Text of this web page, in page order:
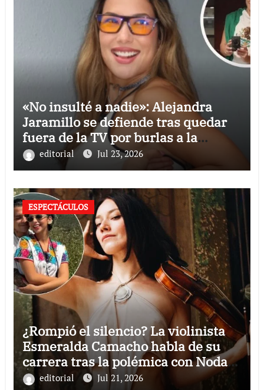
«No insulté a nadie»: Alejandra
Jaramillo se defiende tras quedar
fuera de la TV por burlas a la
Selección Mexicana
editorial Jul 23, 2026
ESPECTÁCULOS
¿Rompió el silencio? La violinista
Esmeralda Camacho habla de su
carrera tras la polémica con Nodal y
Ángela Aguilar
editorial Jul 21, 2026